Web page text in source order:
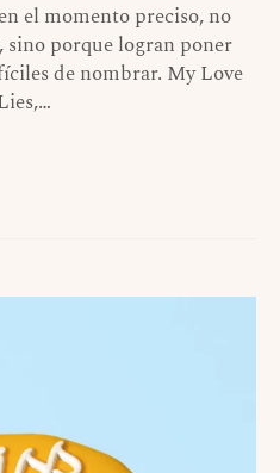
el momento preciso, no
sino porque logran poner
de nombrar. My Love